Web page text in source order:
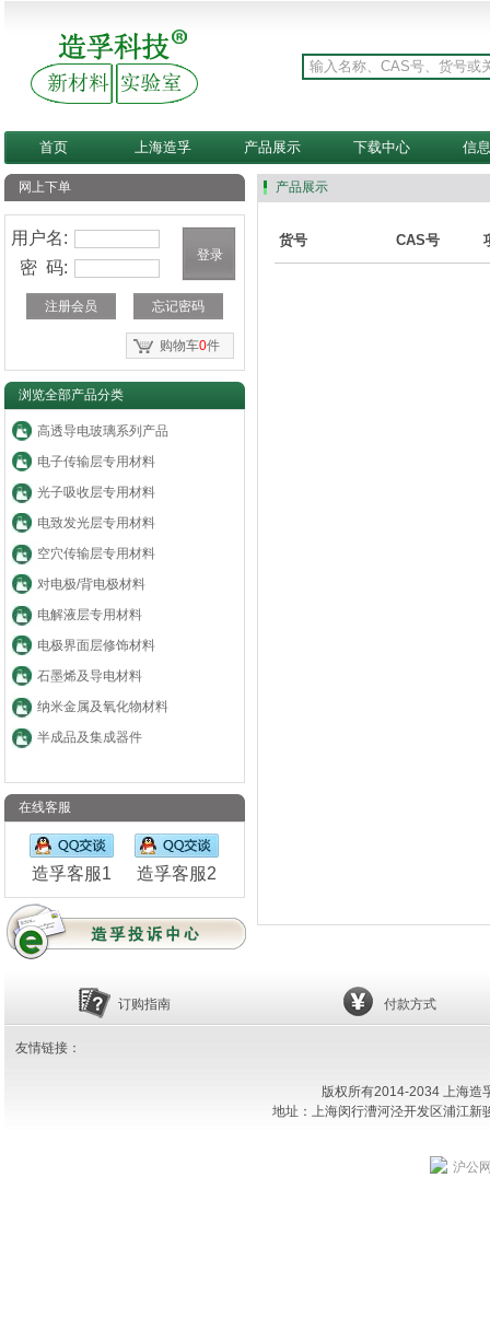
首页 上海造孚 产品展示 下载中心 信
网上下单
用户名:
密 码:
注册会员 忘记密码
购物车0件
浏览全部产品分类
高透导电玻璃系列产品
电子传输层专用材料
光子吸收层专用材料
电致发光层专用材料
空穴传输层专用材料
对电极/背电极材料
电解液层专用材料
电极界面层修饰材料
石墨烯及导电材料
纳米金属及氧化物材料
半成品及集成器件
在线客服
造孚客服1 造孚客服2
产品展示
货号 CAS号
订购指南 付款方式
友情链接：
版权所有2014-2034 上海造
地址：上海闵行漕河泾开发区浦江
沪公